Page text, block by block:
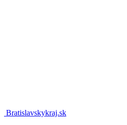
Bratislavskykraj.sk